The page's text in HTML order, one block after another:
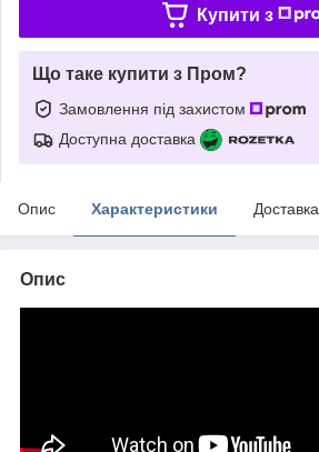
Купити з
Що таке купити з Пром?
Замовлення під захистом
Доступна доставка
Опис Характеристики Доставка
Опис